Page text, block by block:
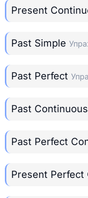
Present
Past Simple
Past Perfect
Past Continuous
Past Perfect
Present Perfect